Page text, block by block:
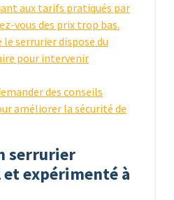
aux tarifs pratiqués par
vous des prix trop bas.
le serrurier dispose du
pour intervenir
des conseils
améliorer la sécurité de
serrurier
expérimenté à